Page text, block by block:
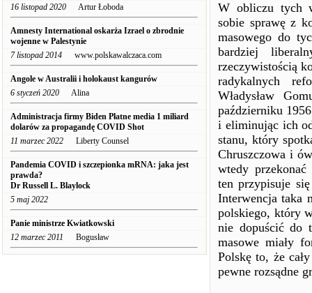
16 listopad 2020 Artur Łoboda
Amnesty International oskarża Izrael o zbrodnie
wojenne w Palestynie
7 listopad 2014 www.polskawalczaca.com
Angole w Australii i holokaust kangurów
6 styczeń 2020 Alina
Administracja firmy Biden Płatne media 1 miliard
dolarów za propagandę COVID Shot
11 marzec 2022 Liberty Counsel
Pandemia COVID i szczepionka mRNA: jaka jest
prawda?
Dr Russell L. Blaylock
5 maj 2022
Panie ministrze Kwiatkowski
12 marzec 2011 Bogusław
W obliczu tych
sobie sprawę z
masowego do
bardziej
rzeczywistością
radykalnych
Władysław
październiku
i eliminując ich
stanu, który
Chruszczowa i
wtedy przekonać
ten przypisuje
Interwencja taka
polskiego, który
nie dopuścić do
masowe miały
Polskę to, że
pewne rozsądne